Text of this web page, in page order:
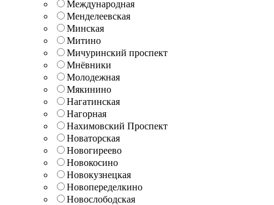
Международная
Менделеевская
Минская
Митино
Мичуринский проспект
Мнёвники
Молодежная
Мякинино
Нагатинская
Нагорная
Нахимовский Проспект
Новаторская
Новогиреево
Новокосино
Новокузнецкая
Новопеределкино
Новослободская